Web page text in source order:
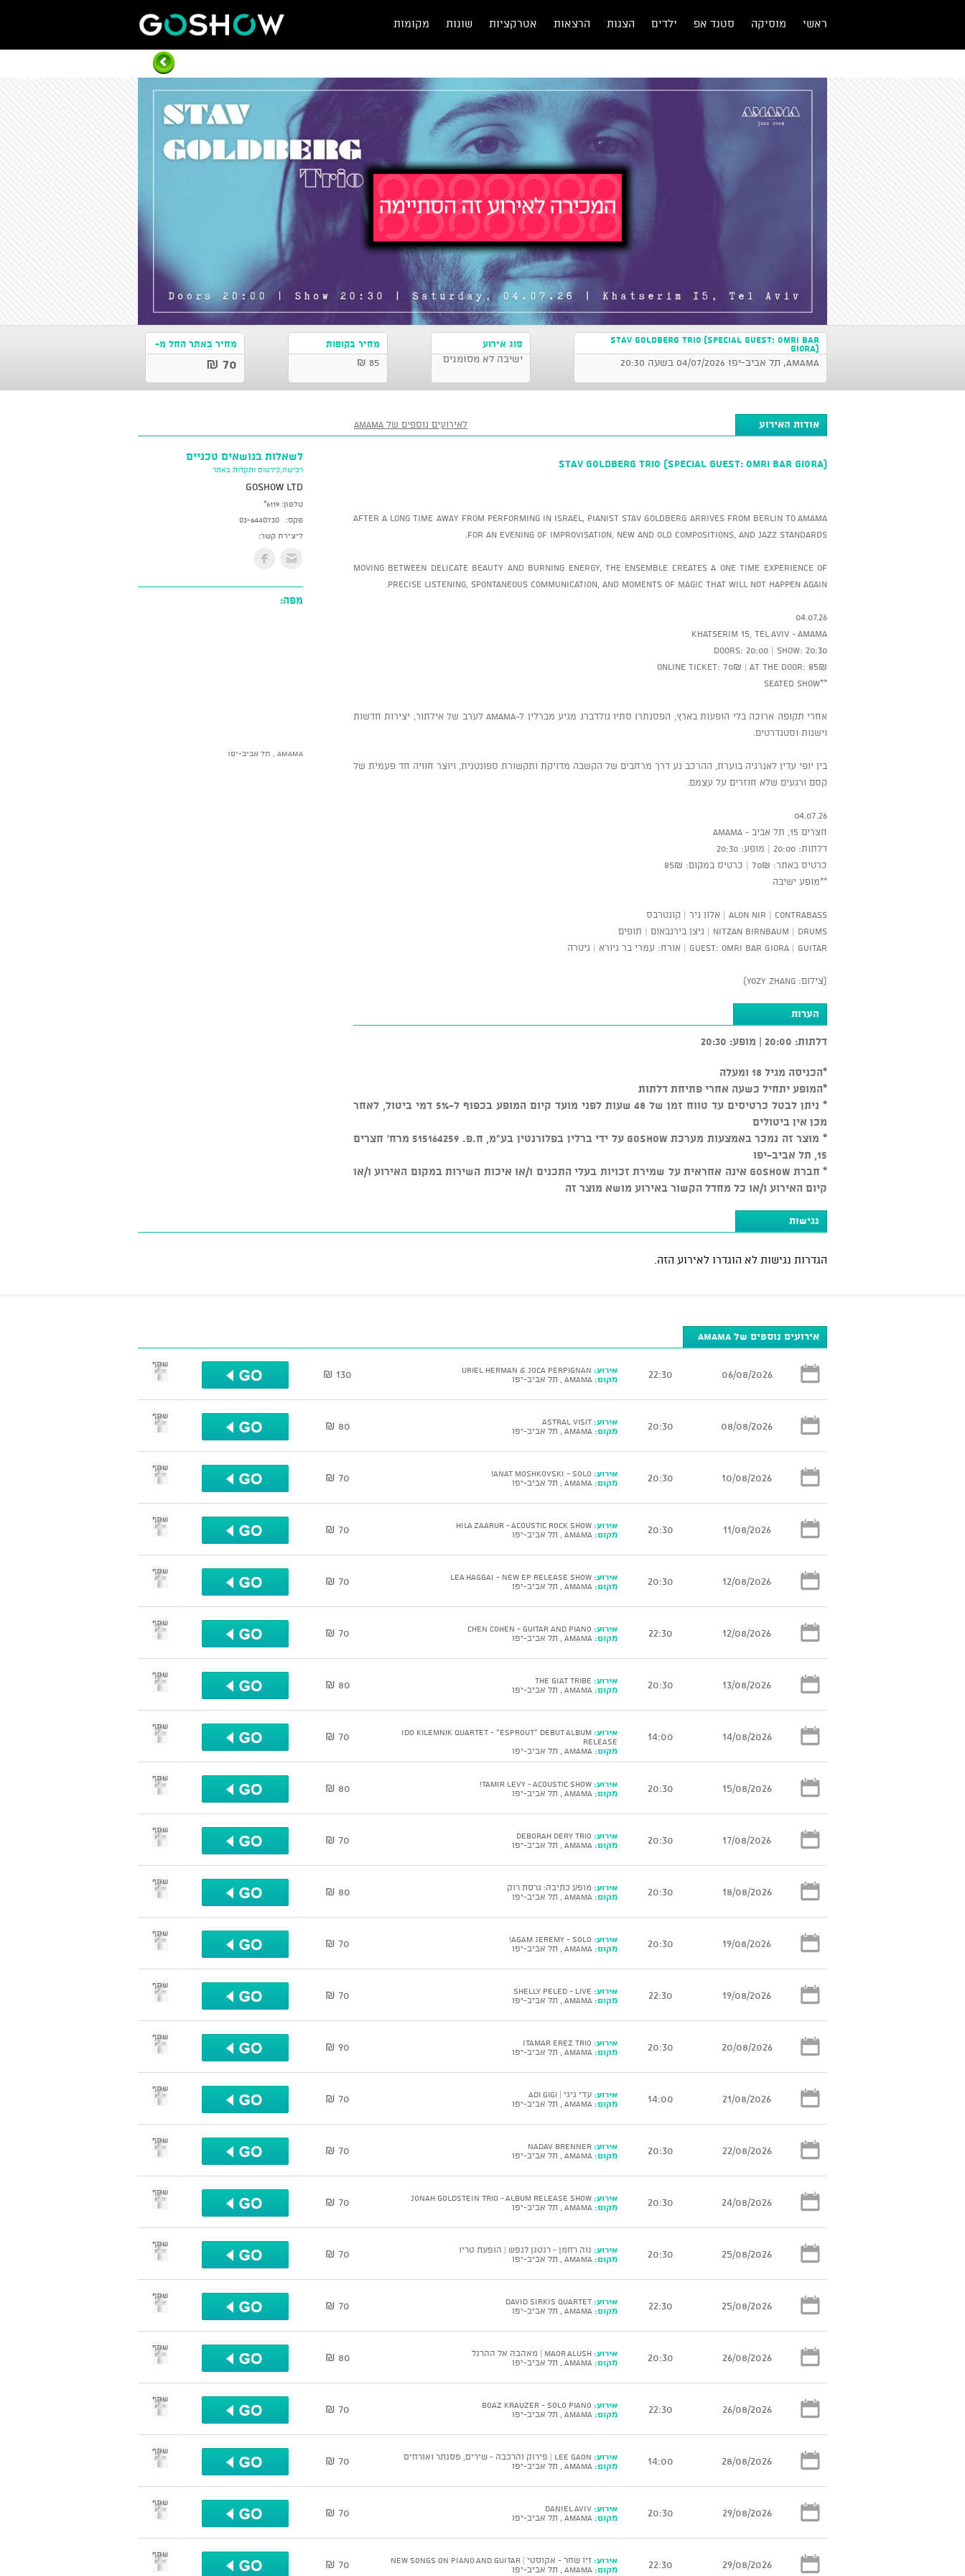
ראשי מוסיקה סטנד אפ ילדים הצגות הרצאות אטרקציות שונות מקומות
STAV GOLDBERG Trio (Special Guest: Omri Bar
Giora)
AMAMA, תל אביב-יפו 04/07/2026 בשעה 20:30
סוג אירוע
ישיבה לא מסומנים
מחיר בקופות
85 ₪
מחיר באתר החל מ-
70 ₪
אודות האירוע לאירועים נוספים של AMAMA
STAV GOLDBERG Trio (Special Guest: Omri Bar Giora)
After a long time away from performing in Israel, pianist Stav Goldberg arrives from Berlin to AMAMA
for an evening of improvisation, new and old compositions, and jazz standards.
Moving between delicate beauty and burning energy, the ensemble creates a one time experience of
precise listening, spontaneous communication, and moments of magic that will not happen again.
04.07.26
Khatserim 15, Tel Aviv - AMAMA
Doors: 20:00 | Show: 20:30
Online ticket: 70₪ | At the door: 85₪
**Seated show
אחרי תקופה ארוכה בלי הופעות בארץ, הפסנתרן סתיו גולדברג מגיע מברלין ל-AMAMA לערב של אילתור, יצירות חדשות
וישנות וסטנדרטים.
בין יופי עדין לאנרגיה בוערת, ההרכב נע דרך מרחבים של הקשבה מדויקת ותקשורת ספונטנית, ויוצר חוויה חד פעמית של
קסם ורגעים שלא חוזרים על עצמם.
04.07.26
חצרים 15, תל אביב - AMAMA
דלתות: 20:00 | מופע: 20:30
כרטיס באתר: 70₪ | כרטיס במקום: 85₪
**מופע ישיבה
Alon Nir | Contrabass | אלון ניר | קונטרבס
Nitzan Birnbaum | Drums | ניצן בירנבאום | תופים
Guest: Omri Bar Giora | Guitar | אורח: עמרי בר גיורא | גיטרה
(צילום: Yozy Zhang)
הערות
דלתות: 20:00 | מופע: 20:30
*הכניסה מגיל 18 ומעלה
*המופע יתחיל כשעה אחרי פתיחת דלתות
* ניתן לבטל כרטיסים עד טווח זמן של 48 שעות לפני מועד קיום המופע בכפוף ל-5% דמי ביטול, לאחר
מכן אין ביטולים
* מוצר זה נמכר באמצעות מערכת GOSHOW על ידי ברלין בפלורנטין בע"מ, ח.פ. 515164259 מרח' חצרים
15, תל אביב-יפו
* חברת GOSHOW אינה אחראית על שמירת זכויות בעלי התכנים ו/או איכות השירות במקום האירוע ו/או
קיום האירוע ו/או כל מחדל הקשור באירוע מושא מוצר זה
לשאלות בנושאים טכניים
רכישה,כירטוס ותקלות באתר
GoShow LTD
טלפון: *6119
פקס:
03-6440730
ליצירת קשר:
מפה:
AMAMA , תל אביב-יפו
נגישות
הגדרות נגישות לא הוגדרו לאירוע הזה.
אירועים נוספים של AMAMA
06/08/2026
22:30 אירוע:
מקום:
130 ₪
שתף
08/08/2026
20:30 אירוע:
מקום:
80 ₪
שתף
10/08/2026
20:30 אירוע:
מקום:
70 ₪
שתף
11/08/2026
20:30 אירוע:
מקום:
70 ₪
שתף
12/08/2026
20:30 אירוע:
מקום:
70 ₪
שתף
12/08/2026
22:30 אירוע:
מקום:
70 ₪
שתף
13/08/2026
20:30 אירוע:
מקום:
80 ₪
שתף
14/08/2026
14:00 אירוע: Ido Kilemnik Quartet - “ESPROUT” Debut Album
Release
מקום:
70 ₪
שתף
15/08/2026
20:30 אירוע:
מקום:
80 ₪
שתף
17/08/2026
20:30 אירוע:
מקום:
70 ₪
שתף
18/08/2026
20:30 אירוע: מופע כתיבה: גרסת רוק
מקום:
80 ₪
שתף
19/08/2026
20:30 אירוע:
מקום:
70 ₪
שתף
19/08/2026
22:30 אירוע:
מקום:
70 ₪
שתף
20/08/2026
20:30 אירוע:
מקום:
90 ₪
שתף
21/08/2026
14:00 אירוע: עדי גיגי | Adi Gigi
מקום:
70 ₪
שתף
22/08/2026
20:30 אירוע:
מקום:
70 ₪
שתף
24/08/2026
20:30 אירוע:
מקום:
70 ₪
שתף
25/08/2026
20:30 אירוע: נוה רחמן - רנטגן לנפש | הופעת טריו
מקום:
70 ₪
שתף
25/08/2026
22:30 אירוע:
מקום:
70 ₪
שתף
26/08/2026
20:30 אירוע:
מקום:
80 ₪
שתף
26/08/2026
22:30 אירוע:
מקום:
70 ₪
שתף
28/08/2026
14:00 אירוע:
מקום:
70 ₪
שתף
29/08/2026
20:30 אירוע:
מקום:
70 ₪
שתף
29/08/2026
22:30 אירוע: זיו שחר - אקוסטי | NEW SONGS ON PIANO AND GUITAR
מקום:
70 ₪
שתף